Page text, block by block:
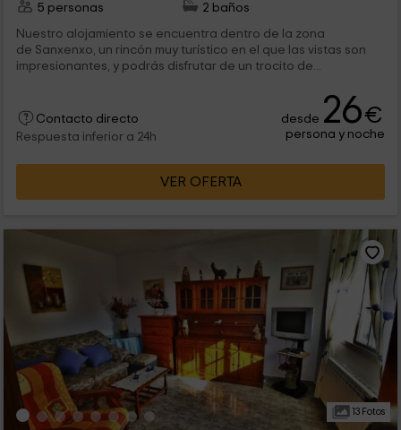
5 personas
2 baños
Nuestro alojamiento se encuentra dentro de la zona
de Sanxenxo, un rincón muy turístico en el que las vistas son
impresionantes, y podrás disfrutar de un trocito de...
Contacto directo
Respuesta inferior a 24h
desde 26€
persona y noche
VER OFERTA
13 Fotos